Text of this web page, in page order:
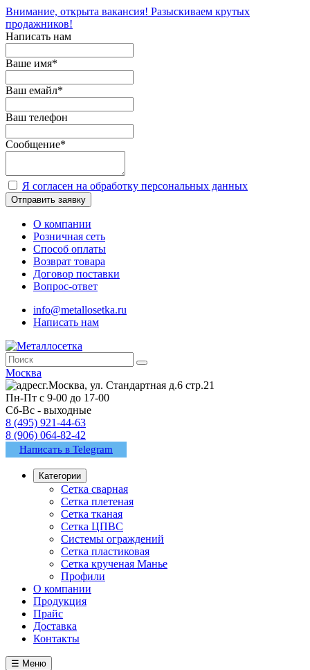
Внимание, открыта вакансия! Разыскиваем крутых
продажников!
Написать нам
Ваше имя*
Ваш емайл*
Ваш телефон
Сообщение*
Я согласен на обработку персональных данных
Отправить заявку
О компании
Розничная сеть
Способ оплаты
Возврат товара
Договор поставки
Вопрос-ответ
info@metallosetka.ru
Написать нам
Москва
г.Москва, ул. Стандартная д.6 стр.21
Пн-Пт с 9-00 до 17-00
Сб-Вс - выходные
8 (495) 921-44-63
8 (906) 064-82-42
Написать в Telegram
Категории
Сетка сварная
Сетка плетеная
Сетка тканая
Сетка ЦПВС
Системы ограждений
Сетка пластиковая
Сетка крученая Манье
Профили
О компании
Продукция
Прайс
Доставка
Контакты
☰ Меню